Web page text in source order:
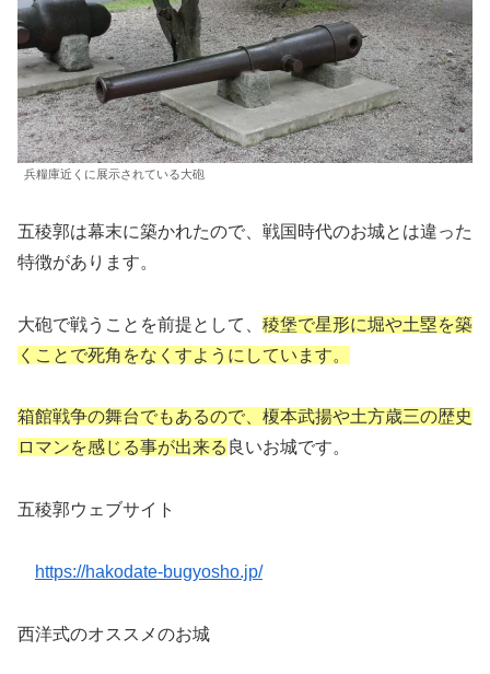
兵糧庫近くに展示されている大砲
五稜郭は幕末に築かれたので、戦国時代のお城とは違った
特徴があります。
大砲で戦うことを前提として、 稜堡で星形に堀や土塁を築
くことで死角をなくすようにしています。
箱館戦争の舞台でもあるので、榎本武揚や土方歳三の歴史
ロマンを感じる事が出来る 良いお城です。
五稜郭ウェブサイト
https://hakodate-bugyosho.jp/
西洋式のオススメのお城